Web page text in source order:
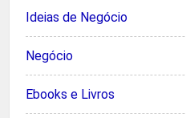
Ideias de Negócio
Negócio
Ebooks e Livros